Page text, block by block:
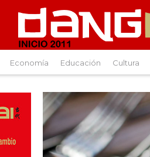
Economía Educación Cultura